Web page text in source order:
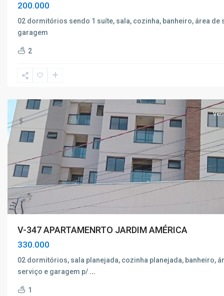
200.000
02 dormitórios sendo 1 suíte, sala, cozinha, banheiro, área de
garagem
2
AMÉRICA
de
V-347 APARTAMENRTO JARDIM AMÉRICA
330.000
02 dormitórios, sala planejada, cozinha planejada, banheiro,
serviço e garagem p/ ...
1
Centenário